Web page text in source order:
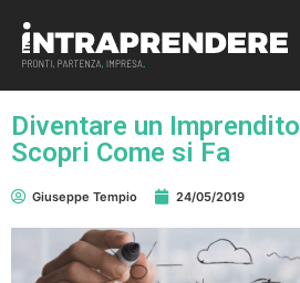
Diventare un
Scopri Come si Fa
Giuseppe Tempio 24/05/2019